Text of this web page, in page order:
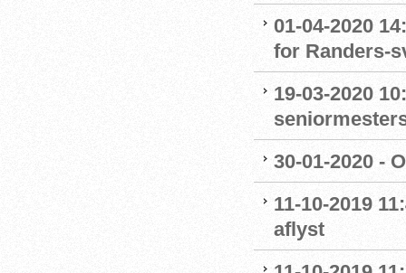
01-04-2020
for Randers-
19-03-2020
30-01-2020 -
11-10-2019
aflyst